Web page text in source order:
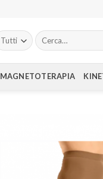
Cerca:
MAGNETOTERAPIA